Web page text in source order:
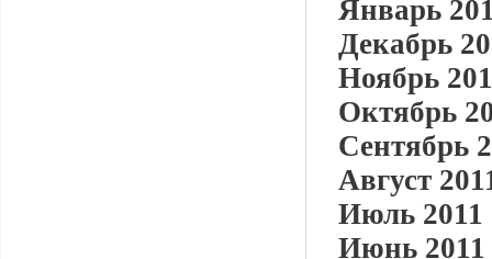
Январь
Декабрь
Ноябрь
Октябрь
Сентябрь
Август
Июль 2011
Июнь 2011